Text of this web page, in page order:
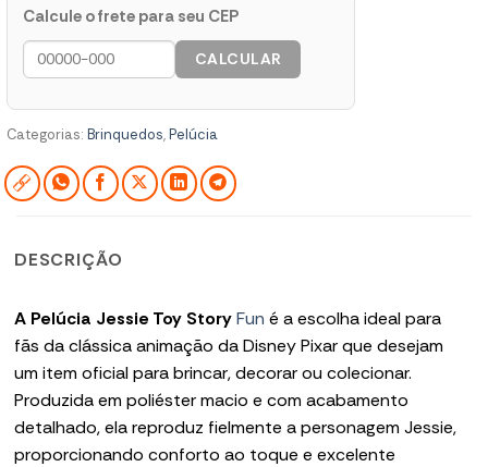
Calcule o frete para seu CEP
CALCULAR
Categorias: Brinquedos,Pelúcia
DESCRIÇÃO
A Pelúcia Jessie Toy StoryFun é a escolha ideal para
fãs da clássica animação da Disney Pixar que desejam
um item oficial para brincar, decorar ou colecionar.
Produzida em poliéster macio e com acabamento
detalhado, ela reproduz fielmente a personagem Jessie,
proporcionando conforto ao toque e excelente